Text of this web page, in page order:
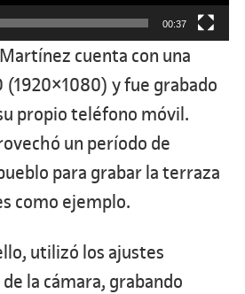
00:37
cuenta con una
(1920×1080) y fue grabado
propio teléfono móvil.
un período de
para grabar la terraza
como ejemplo.
utilizó los ajustes
la cámara, grabando